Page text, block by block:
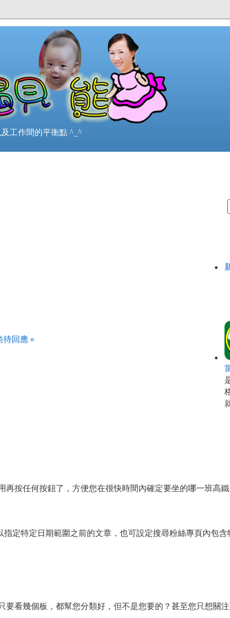
工作間的平衡點 ^_^
待回應 »
再按任何按鈕了，方便您在很快時間內確定要坐的哪一班高鐵
定特定日期範圍之前的文章，也可設定搜尋粉絲專頁內包含
看幾個板，都幫您分類好，但不是您要的？甚至您只想關